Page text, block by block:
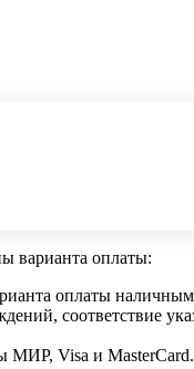
варианта оплаты:
оплаты
соответствие
МИР, Visa и MasterCard.